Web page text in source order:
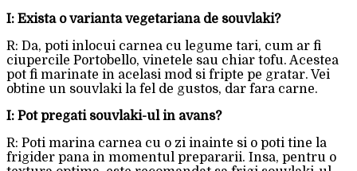
I: Exista o varianta vegetariana de souvlaki?
R: Da, poti inlocui carnea cu legume tari, cum ar fi
ciupercile Portobello, vinetele sau chiar tofu. Acestea
pot fi marinate in acelasi mod si fripte pe gratar. Vei
obtine un souvlaki la fel de gustos, dar fara carne.
I: Pot pregati souvlaki-ul in avans?
R: Poti marina carnea cu o zi inainte si o poti tine la
frigider pana in momentul prepararii. Insa, pentru o